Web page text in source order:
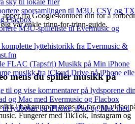
sky til lokale filer
sporsamlingen til M3U, CSV og
Flacbox
M3U-spilleliste til Evermusic og
lyttehistorikk fra Evermusic &
FLAC (Tapsfri) Musikk på Min iPhone
musikk fra iCloud Drive på iPhone
til og vise kommentarer på lydsporene
og Mac med Evermusic og Flacbox
lydbøker på iPhone, iPad og Mac med
fra Google-kontoen din for å
vår enkle trinn-for-trinn-guide.
mens du spiller musikk på
i bakgrunnen mens du tar opp video
Fungerer med TikTok, Instagram og